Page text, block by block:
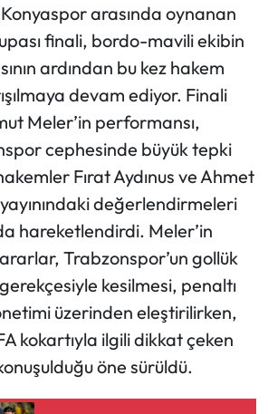
arasında oynanan
finali, bordo-mavili ekibin
ardından bu kez hakem
devam ediyor. Finali
Meler’in performansı,
cephesinde büyük tepki
Fırat Aydınus ve Ahmet
değerlendirmeleri
hareketlendirdi. Meler’in
Trabzonspor’un gollük
kesilmesi, penaltı
üzerinden eleştirilirken,
kokartıyla ilgili dikkat çeken
öne sürüldü.